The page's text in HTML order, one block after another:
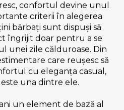
confortul devine unul
criterii în alegerea
bărbați sunt dispuși să
îngrijit doar pentru a se
unei zile călduroase. Din
care reușesc să
cu eleganța casual,
una dintre ele.
un element de bază al